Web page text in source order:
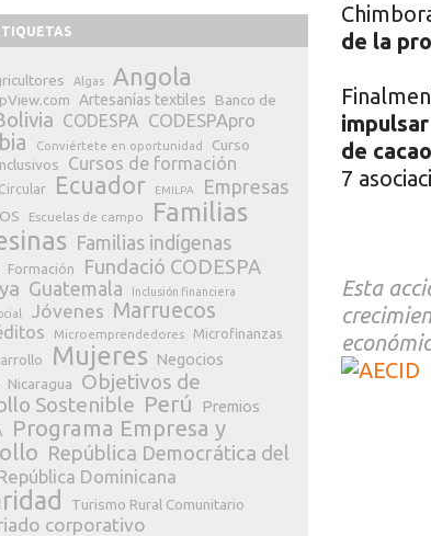
de la
de
7
Esta
Algas Angola
Artesanías textiles
Banco de
CODESPA CODESPApro
Conviértete en oportunidad
Curso
Cursos de formación
Ecuador EMILPA Empresas
Escuelas de campo
Familias
Familias indígenas
Formación
Fundació CODESPA
Guatemala
Inclusión financiera
Jóvenes Marruecos
Microemprendedores
Microfinanzas
Mujeres
Negocios
Nicaragua
Objetivos de
Sostenible Perú
Premios
Programa Empresa y
República Democrática del
Dominicana
Turismo Rural Comunitario
corporativo